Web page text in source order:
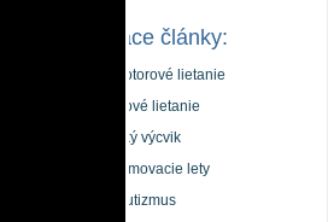
Súvisiace články:
Bezmotorové lietanie
Motorové lietanie
Letecký výcvik
Zoznamovacie lety
Parašutizmus